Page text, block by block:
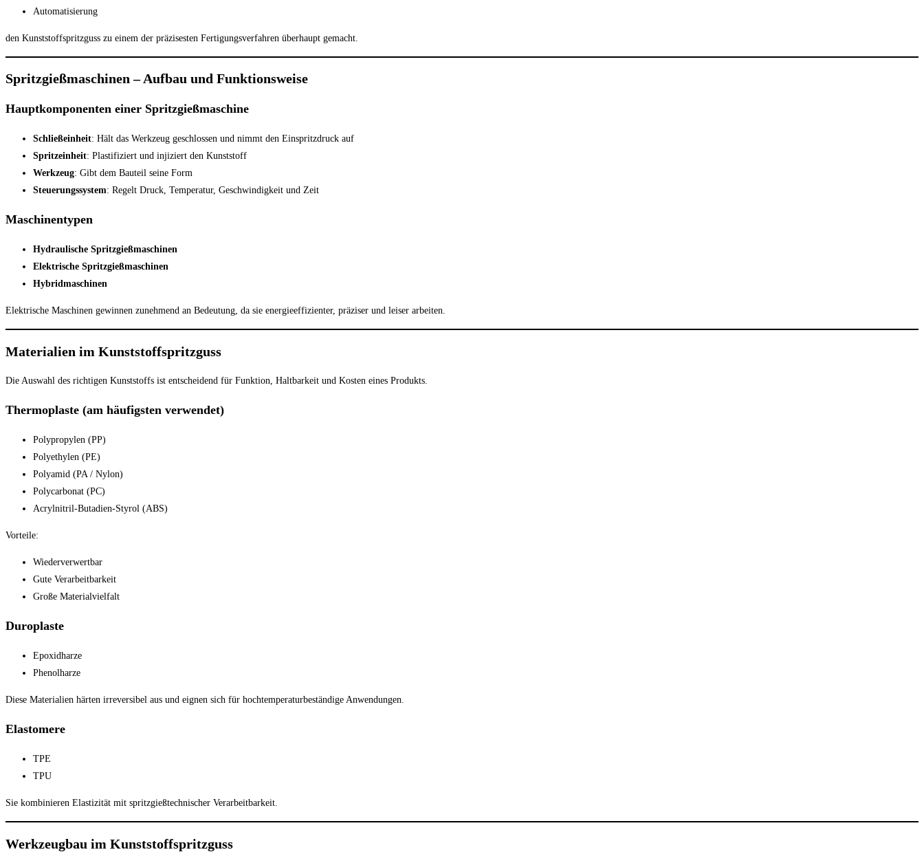
Automatisierung
den Kunststoffspritzguss zu einem der präzisesten Fertigungsverfahren überhaupt gemacht.
Spritzgießmaschinen – Aufbau und Funktionsweise
Hauptkomponenten einer Spritzgießmaschine
Schließeinheit: Hält das Werkzeug geschlossen und nimmt den Einspritzdruck auf
Spritzeinheit: Plastifiziert und injiziert den Kunststoff
Werkzeug: Gibt dem Bauteil seine Form
Steuerungssystem: Regelt Druck, Temperatur, Geschwindigkeit und Zeit
Maschinentypen
Hydraulische Spritzgießmaschinen
Elektrische Spritzgießmaschinen
Hybridmaschinen
Elektrische Maschinen gewinnen zunehmend an Bedeutung, da sie energieeffizienter, präziser und leiser arbeiten.
Materialien im Kunststoffspritzguss
Die Auswahl des richtigen Kunststoffs ist entscheidend für Funktion, Haltbarkeit und Kosten eines Produkts.
Thermoplaste (am häufigsten verwendet)
Polypropylen (PP)
Polyethylen (PE)
Polyamid (PA / Nylon)
Polycarbonat (PC)
Acrylnitril-Butadien-Styrol (ABS)
Vorteile:
Wiederverwertbar
Gute Verarbeitbarkeit
Große Materialvielfalt
Duroplaste
Epoxidharze
Phenolharze
Diese Materialien härten irreversibel aus und eignen sich für hochtemperaturbeständige Anwendungen.
Elastomere
TPE
TPU
Sie kombinieren Elastizität mit spritzgießtechnischer Verarbeitbarkeit.
Werkzeugbau im Kunststoffspritzguss